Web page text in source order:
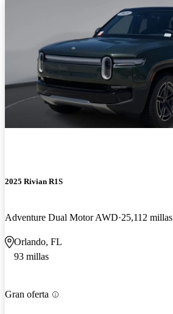
2025 Rivian R1S
Adventure Dual Motor AWD 25,112 millas
Orlando, FL
93 millas
Gran oferta